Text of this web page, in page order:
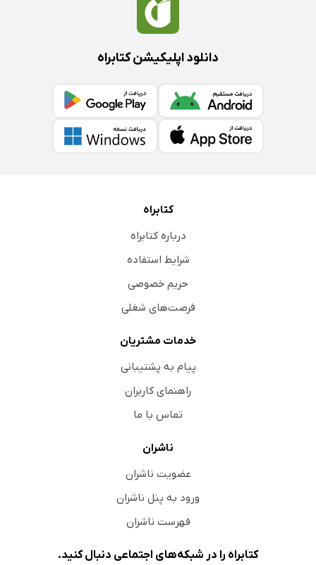
دانلود اپلیکیشن کتابراه
کتابراه
درباره کتابراه
شرایط استفاده
حریم خصوصی
فرصت‌های شغلی
خدمات مشتریان
پیام به پشتیبانی
راهنمای کاربران
تماس با ما
ناشران
عضویت ناشران
ورود به پنل ناشران
فهرست ناشران
کتابراه را در شبکه‌های اجتماعی دنبال کنید.